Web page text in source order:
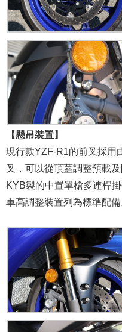
【懸吊裝置】
現行款YZF-R1的前叉採用
叉，可以從頂蓋調整預載
KYB製的中置單槍多連桿
車高調整裝置列為標準配備